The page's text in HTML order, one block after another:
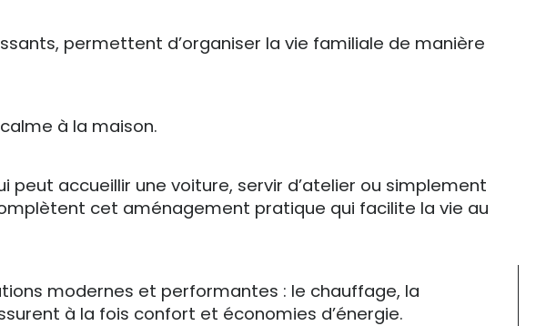
permettent d’organiser la vie familiale de manière
à la maison.
accueillir une voiture, servir d’atelier ou simplement
cet aménagement pratique qui facilite la vie au
modernes et performantes : le chauffage, la
à la fois confort et économies d’énergie.